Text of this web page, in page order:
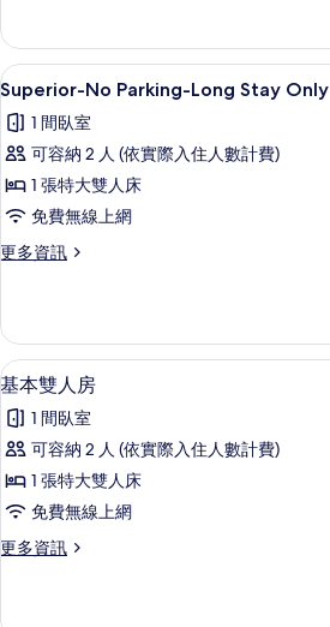
有
相
片
客
房
的
情
顯
示
Superior-
No
Parking-
Long
Stay
所
有
相
片
11
Superior-No Parking-Long Stay Only
1 間臥室
可容納 2 人 (依實際入住人數計費)
1 張特大雙人床
免費無線上網
更多資訊
更
Parking-
Long
Stay
的
詳
顯
示
基
本
雙
房
11
基本雙人房
1 間臥室
可容納 2 人 (依實際入住人數計費)
1 張特大雙人床
免費無線上網
更多資訊
更